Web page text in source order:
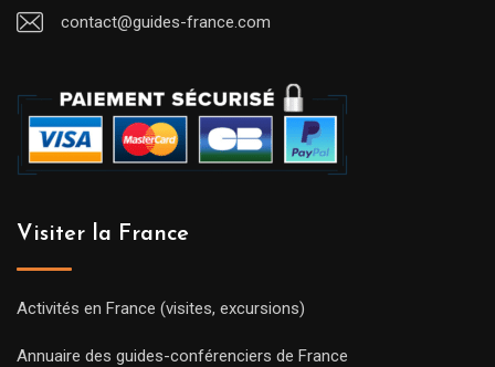
contact@guides-france.com
Visiter la France
Activités en France (visites, excursions)
Annuaire des guides-conférenciers de France